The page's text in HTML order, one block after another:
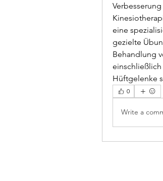
eine
gezielte
Behandlung
Hüftgelenke
0
Write a